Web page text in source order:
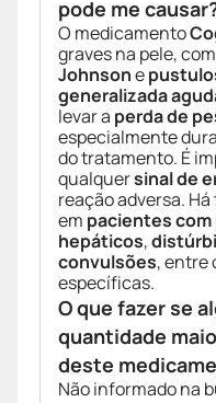
pode me
O medicamento
graves na pele,
Johnsone
generalizada
levar a perda de
especialmente
do tratamento. É
qualquersinal de
reação adversa.
em pacientes com
hepáticos,
convulsões, entre
específicas.
O que fazer se
quantidade
deste
Não informado na